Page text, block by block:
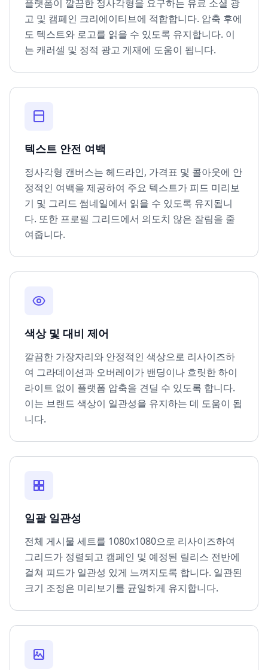
플랫폼이 깔끔한 정사각형을 요구하는 유료 소셜 광
고 및 캠페인 크리에이티브에 적합합니다. 압축 후에
도 텍스트와 로고를 읽을 수 있도록 유지합니다. 이
는 캐러셀 및 정적 광고 게재에 도움이 됩니다.
텍스트 안전 여백
정사각형 캔버스는 헤드라인, 가격표 및 콜아웃에 안
정적인 여백을 제공하여 주요 텍스트가 피드 미리보
기 및 그리드 썸네일에서 읽을 수 있도록 유지됩니
다. 또한 프로필 그리드에서 의도치 않은 잘림을 줄
여줍니다.
색상 및 대비 제어
깔끔한 가장자리와 안정적인 색상으로 리사이즈하
여 그라데이션과 오버레이가 밴딩이나 흐릿한 하이
라이트 없이 플랫폼 압축을 견딜 수 있도록 합니다.
이는 브랜드 색상이 일관성을 유지하는 데 도움이 됩
니다.
일괄 일관성
전체 게시물 세트를 1080x1080으로 리사이즈하여
그리드가 정렬되고 캠페인 및 예정된 릴리스 전반에
걸쳐 피드가 일관성 있게 느껴지도록 합니다. 일관된
크기 조정은 미리보기를 균일하게 유지합니다.